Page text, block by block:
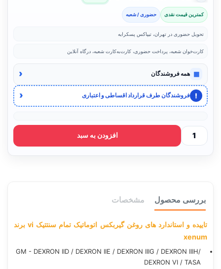
کمترین قیمت نقدی حضوری / شعبه
تحویل حضوری در تهران، تیپاکس پسکرایه
کارت‌خوان شعبه، پرداخت حضوری، کارت‌به‌کارت شعبه، درگاه آنلاین
▦ همه فروشندگان ‹
! فروشندگان طرف قرارداد اقساطی و اعتباری ‹
افزودن به سبد
بررسی محصول مشخصات
تاییده و استاندارد های روغن گیربکس اتوماتیک تمام سنتتیک vi برند
xenum
GM - DEXRON IID / DEXRON IIE / DEXRON IIIG / DEXRON IIIH/
DEXRON VI / TASA